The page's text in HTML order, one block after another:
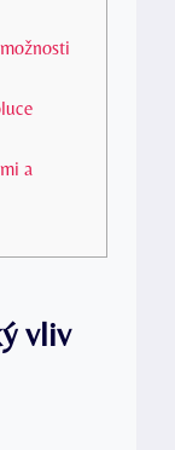
a
vliv